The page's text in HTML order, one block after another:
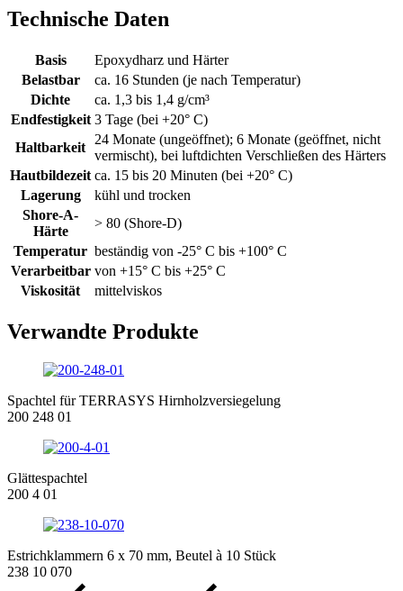
Technische Daten
Basis
Epoxydharz und Härter
Belastbar
ca. 16 Stunden (je nach Temperatur)
Dichte
ca. 1,3 bis 1,4 g/cm³
Endfestigkeit 3 Tage (bei +20° C)
Haltbarkeit
24 Monate (ungeöffnet); 6 Monate (geöffnet, nicht
vermischt), bei luftdichten Verschließen des Härters
Hautbildezeit ca. 15 bis 20 Minuten (bei +20° C)
Lagerung
kühl und trocken
Shore-A-
Härte
> 80 (Shore-D)
Temperatur beständig von -25° C bis +100° C
Verarbeitbar von +15° C bis +25° C
Viskosität
mittelviskos
Verwandte Produkte
Spachtel für TERRASYS Hirnholzversiegelung
200 248 01
Glättespachtel
200 4 01
Estrichklammern 6 x 70 mm, Beutel à 10 Stück
238 10 070